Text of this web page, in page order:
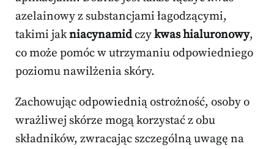
azelainowy z substancjami łagodzącymi,
takimi jakniacynamidczykwas hialuronowy,
co może pomóc w utrzymaniu odpowiedniego
poziomu nawilżenia skóry.
Zachowując odpowiednią ostrożność, osoby o
wrażliwej skórze mogą korzystać z obu
składników, zwracając szczególną uwagę na